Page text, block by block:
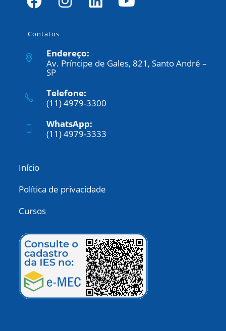
Contatos
Endereço:
Av. Príncipe de Gales, 821, Santo André –
SP
Telefone:
(11) 4979-3300
WhatsApp:
(11) 4979-3333
Início
Política de privacidade
Cursos